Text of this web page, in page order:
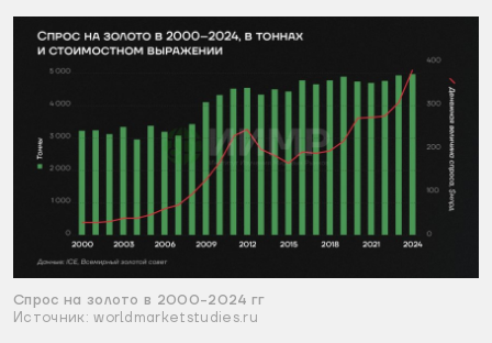
Спрос на золото в 2000-2024 гг
Источник: worldmarketstudies.ru